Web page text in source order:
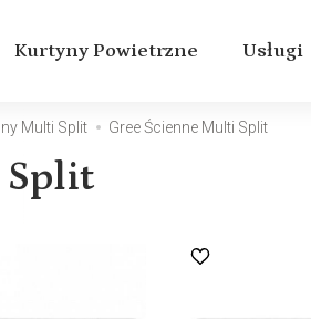
Kurtyny Powietrzne Usługi
Multi Split Gree Ścienne Multi Split
Split